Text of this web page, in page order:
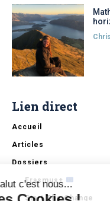
Lien direct
Accueil
Articles
Dossiers
Erasmus+
Start The Change
Salut c'est nous...